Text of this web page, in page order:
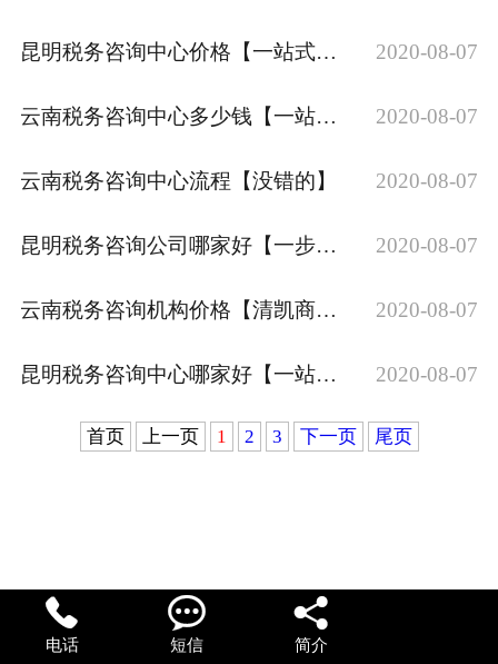
变更法人
税务筹划
关于我们
昆明税务咨询中心价格【一站式做账】 2020-08-07
云南税务咨询中心多少钱【一站式做账】 2020-08-07
云南税务咨询中心流程【没错的】 2020-08-07
昆明税务咨询公司哪家好【一步到位】 2020-08-07
云南税务咨询机构价格【清凯商务】 2020-08-07
昆明税务咨询中心哪家好【一站式做账】 2020-08-07
首页 上一页 1 2 3 下一页 尾页

电话

短信

简介